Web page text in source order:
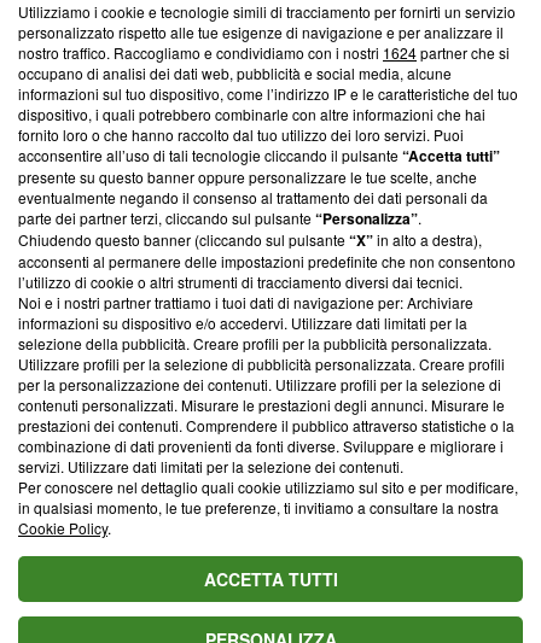
Questa sezione offre informazioni trasparenti su Blasting
News, sui nostri processi editoriali e su come ci impegniamo a
creare news di qualità. Inoltre, afferma la nostra aderenza a
‘Trust Project - News with Integrity’Blasting News non è
ancora membro del programma, ma ha richiesto di farne
parte; Trust Project non ha ancora effettuato una verifica di
conformità agli standard.
Su di noi
Team editoriale
Corporate
Redazione
Informativa Privacy
Cookie Policy
Blasting SA, IDI CHE-247.845.224, Via Carlo Frasca, 3 - 6900
Lugano (Svizzera) Tel:+39 0690258937
© 2026 Blasting News
Utilizziamo i cookie e tecnologie simili di tracciamento per fornirti un servizio
personalizzato rispetto alle tue esigenze di navigazione e per analizzare il
nostro traffico. Raccogliamo e condividiamo con i nostri 1624partner che si
occupano di analisi dei dati web, pubblicità e social media, alcune
informazioni sul tuo dispositivo, come l’indirizzo IP e le caratteristiche del tuo
dispositivo, i quali potrebbero combinarle con altre informazioni che hai
fornito loro o che hanno raccolto dal tuo utilizzo dei loro servizi. Puoi
acconsentire all’uso di tali tecnologie cliccando il pulsante“Accetta tutti”
presente su questo banner oppure personalizzare le tue scelte, anche
eventualmente negando il consenso al trattamento dei dati personali da
parte dei partner terzi, cliccando sul pulsante“Personalizza”.
Chiudendo questo banner (cliccando sul pulsante“X”in alto a destra),
acconsenti al permanere delle impostazioni predefinite che non consentono
l’utilizzo di cookie o altri strumenti di tracciamento diversi dai tecnici.
Noi e i nostri partner trattiamo i tuoi dati di navigazione per: Archiviare
informazioni su dispositivo e/o accedervi. Utilizzare dati limitati per la
selezione della pubblicità. Creare profili per la pubblicità personalizzata.
Utilizzare profili per la selezione di pubblicità personalizzata. Creare profili
per la personalizzazione dei contenuti. Utilizzare profili per la selezione di
contenuti personalizzati. Misurare le prestazioni degli annunci. Misurare le
prestazioni dei contenuti. Comprendere il pubblico attraverso statistiche o la
combinazione di dati provenienti da fonti diverse. Sviluppare e migliorare i
servizi. Utilizzare dati limitati per la selezione dei contenuti.
Per conoscere nel dettaglio quali cookie utilizziamo sul sito e per modificare,
in qualsiasi momento, le tue preferenze, ti invitiamo a consultare la nostra
Cookie Policy.
ACCETTA TUTTI